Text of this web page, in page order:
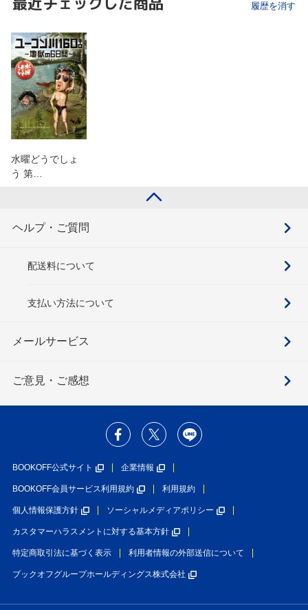
履歴を消す
水曜どうでしょ
う 第…
ヘルプ・ご質問
配送料について
支払い方法について
メールサービス
ご意見・ご感想
BOOKOFF公式サイト 企業情報
BOOKOFF会員サービス利用規約 利用規約
個人情報保護方針 ソーシャルメディアポリシー
カスタマーハラスメントに対する基本方針
特定商取引法に基づく表示 利用者情報の外部送信について
ブックオフグループホールディングス株式会社